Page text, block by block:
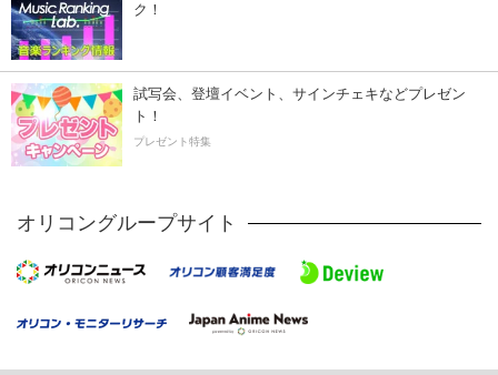
ク！
試写会、登壇イベント、サインチェキなどプレゼン
ト！
プレゼント特集
オリコングループサイト